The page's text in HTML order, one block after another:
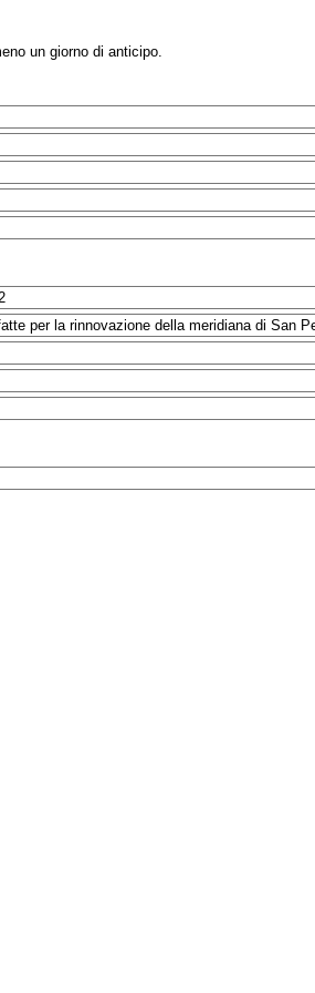
un giorno di anticipo.